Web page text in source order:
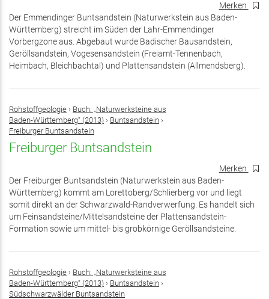
Merken
Der Emmendinger Buntsandstein (Naturwerkstein aus Baden-
Württemberg) streicht im Süden der Lahr-Emmendinger
Vorbergzone aus. Abgebaut wurde Badischer Bausandstein,
Geröllsandstein, Vogesensandstein (Freiamt-Tennenbach,
Heimbach, Bleichbachtal) und Plattensandstein (Allmendsberg).
Rohstoffgeologie › Buch: „Naturwerksteine aus
Baden-Württemberg“ (2013) › Buntsandstein ›
Freiburger Buntsandstein
Freiburger Buntsandstein
Merken
Der Freiburger Buntsandstein (Naturwerkstein aus Baden-
Württemberg) kommt am Lorettoberg/Schlierberg vor und liegt
somit direkt an der Schwarzwald-Randverwerfung. Es handelt sich
um Feinsandsteine/Mittelsandsteine der Plattensandstein-
Formation sowie um mittel- bis grobkörnige Geröllsandsteine.
Rohstoffgeologie › Buch: „Naturwerksteine aus
Baden-Württemberg“ (2013) › Buntsandstein ›
Südschwarzwälder Buntsandstein